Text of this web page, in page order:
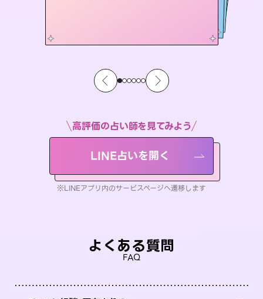
高評価の占い師を見てみよう
LINE占いを開く
※LINEアプリ内のサービスページへ遷移します
よくある質問
FAQ